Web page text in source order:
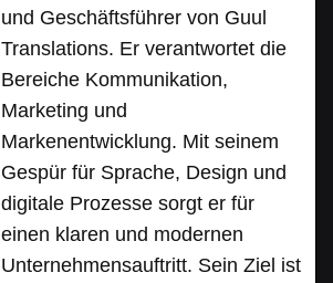
und Geschäftsführer von Guul
Translations. Er verantwortet die
Bereiche Kommunikation,
Marketing und
Markenentwicklung. Mit seinem
Gespür für Sprache, Design und
digitale Prozesse sorgt er für
einen klaren und modernen
Unternehmensauftritt. Sein Ziel ist